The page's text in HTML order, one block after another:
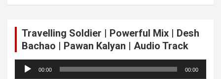
Travelling Soldier | Powerful Mix | Desh
Bachao | Pawan Kalyan | Audio Track
Audio
Player
00:00 00:00